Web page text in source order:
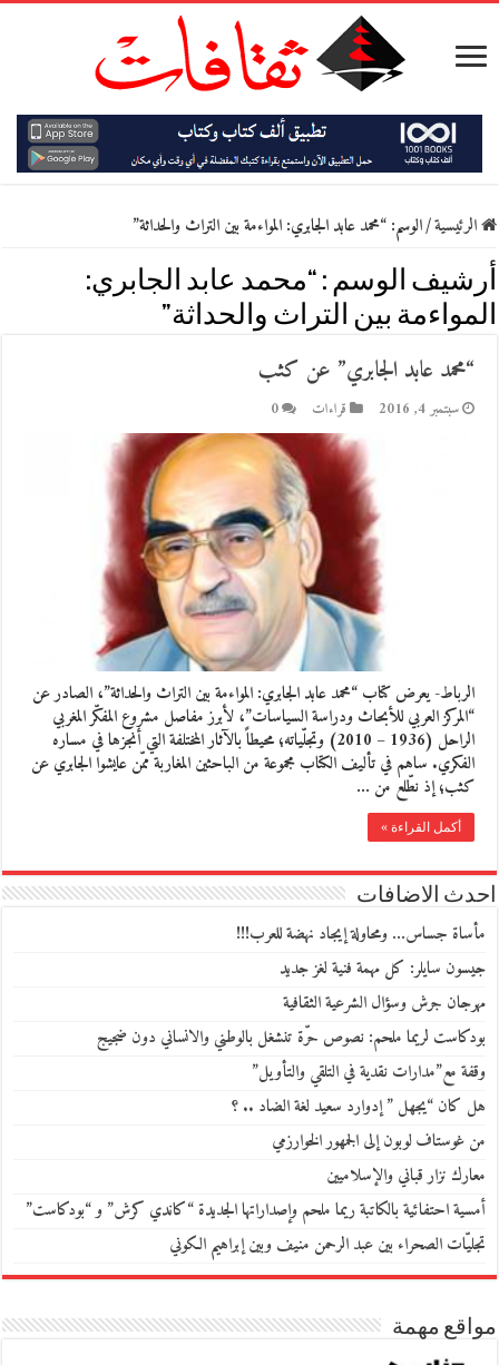
الرئيسية/الوسم:“محمد عابد الجابري: المواءمة بين التراث والحداثة”
أرشيف الوسم : “محمد عابد الجابري:
المواءمة بين التراث والحداثة”
“محمد عابد الجابري” عن كثب
سبتمبر 4, 2016 قراءات 0
الرباط- يعرض كتاب “محمد عابد الجابري: المواءمة بين التراث والحداثة”، الصادر عن
“المركز العربي للأبحاث ودراسة السياسات”، لأبرز مفاصل مشروع المفكّر المغربي
الراحل (1936 – 2010) وتجلّياته؛ محيطاً بالآثار المختلفة التي أنجزها في مساره
الفكري. ساهم في تأليف الكتاب مجموعة من الباحثين المغاربة ممّن عايشوا الجابري عن
كثب؛ إذ نطّلع من …
أكمل القراءة »
احدث الاضافات
مأساة جساس… ومحاولة إيجاد نهضة للعرب!!!
جيسون سايلر: كل مهمة فنية لغز جديد
مهرجان جرش وسؤال الشرعية الثقافية
بودكاست لريما ملحم: نصوص حرّة تنشغل بالوطني والانساني دون ضجيج
وقفة مع”مدارات نقدية في التلقي والتأويل”
هل كان “يجهل ” إدوارد سعيد لغة الضاد .. ؟
من غوستاف لوبون إلى الجمهور الخوارزمي
معارك نزار قباني والإسلاميين
أمسية احتفائية بالكاتبة ريما ملحم وإصداراتها الجديدة “كاندي كرش” و “بودكاست”
تجليّات الصحراء بين عبد الرحمن منيف وبين إبراهيم الكوني
مواقع مهمة